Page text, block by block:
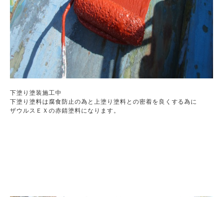
下塗り塗装施工中
下塗り塗料は腐食防止の為と上塗り塗料との密着を良くする為に
ザウルスＥＸの赤錆塗料になります。